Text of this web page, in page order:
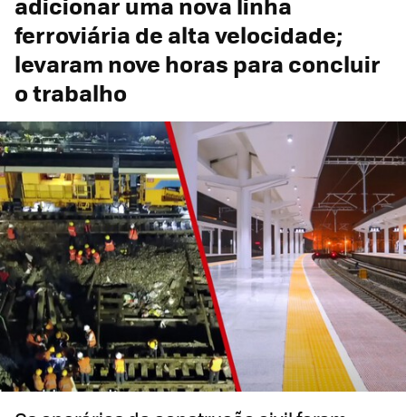
ferroviária de alta velocidade;
levaram nove horas para concluir
o trabalho